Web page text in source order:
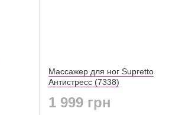
Массажер для ног Supretto
Антистресс (7338)
1 999 грн